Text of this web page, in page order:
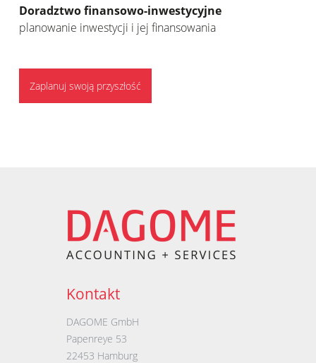
Doradztwo finansowo-inwestycyjne
planowanie inwestycji i jej finansowania
Zaplanuj swoją przyszłość
Kontakt
DAGOME GmbH
Papenreye 53
22453 Hamburg